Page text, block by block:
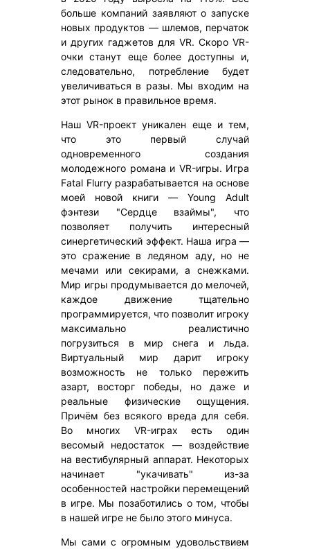
больше компаний заявляют о запуске
новых продуктов — шлемов, перчаток
и других гаджетов для VR. Скоро VR-
очки станут еще более доступны и,
следовательно, потребление будет
увеличиваться в разы. Мы входим на
этот рынок в правильное время.
Наш VR-проект уникален еще и тем,
что это первый случай
одновременного создания
молодежного романа и VR-игры. Игра
Fatal Flurry разрабатывается на основе
моей новой книги — Young Adult
фэнтези "Сердце взаймы", что
позволяет получить интересный
синергетический эффект. Наша игра —
это сражение в ледяном аду, но не
мечами или секирами, а снежками.
Мир игры продумывается до мелочей,
каждое движение тщательно
программируется, что позволит игроку
максимально реалистично
погрузиться в мир снега и льда.
Виртуальный мир дарит игроку
возможность не только пережить
азарт, восторг победы, но даже и
реальные физические ощущения.
Причём без всякого вреда для себя.
Во многих VR-играх есть один
весомый недостаток — воздействие
на вестибулярный аппарат. Некоторых
начинает "укачивать" из-за
особенностей настройки перемещений
в игре. Мы позаботились о том, чтобы
в нашей игре не было этого минуса.
Мы сами с огромным удовольствием